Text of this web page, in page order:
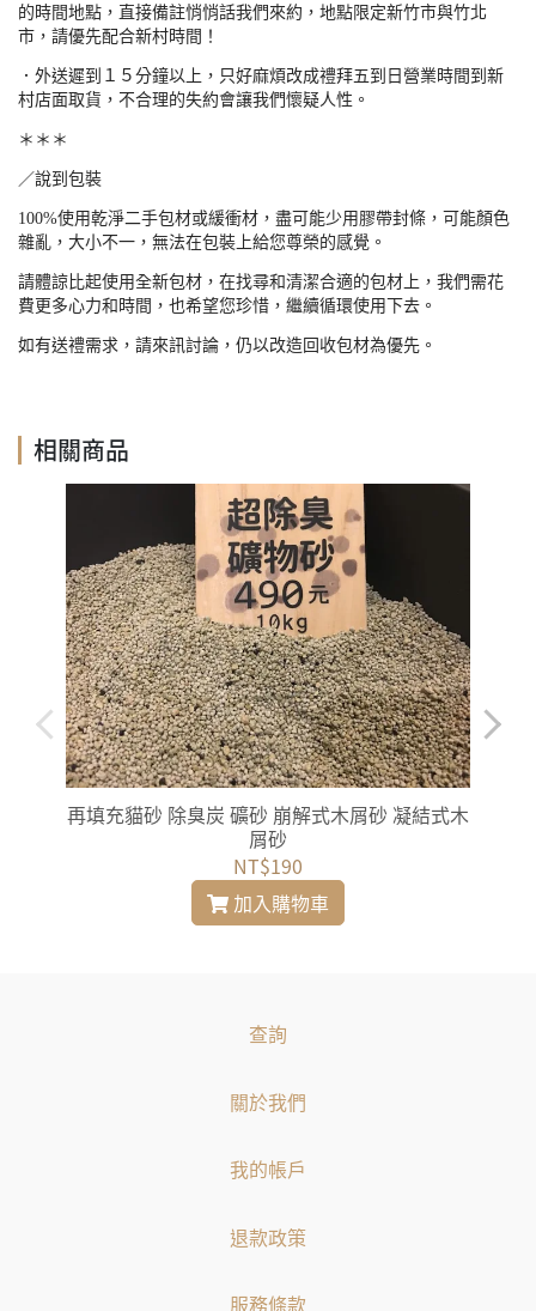
的時間地點，直接備註悄悄話我們來約，地點限定新竹市與竹北
市，請優先配合新村時間！
．外送遲到１５分鐘以上，只好麻煩改成禮拜五到日營業時間到新
村店面取貨，不合理的失約會讓我們懷疑人性。
＊＊＊
／說到包裝
100%使用乾淨二手包材或緩衝材，盡可能少用膠帶封條，可能顏色
雜亂，大小不一，無法在包裝上給您尊榮的感覺。
請體諒比起使用全新包材，在找尋和清潔合適的包材上，我們需花
費更多心力和時間，也希望您珍惜，繼續循環使用下去。
如有送禮需求，請來訊討論，仍以改造回收包材為優先。
相關商品
再填充貓砂 除臭炭 礦砂 崩解式木屑砂 凝結式木
屑砂
NT$190
加入購物車
查詢
關於我們
我的帳戶
退款政策
服務條款